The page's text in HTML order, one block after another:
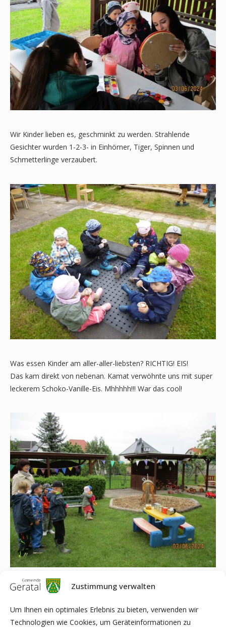
Zustimmung verwalten
Um Ihnen ein optimales Erlebnis zu bieten, verwenden wir
Technologien wie Cookies, um Geräteinformationen zu
Wir Kinder lieben es, geschminkt zu werden. Strahlende
Gesichter wurden 1-2-3- in Einhörner, Tiger, Spinnen und
Schmetterlinge verzaubert.
Was essen Kinder am aller-aller-liebsten? RICHTIG! EIS!
Das kam direkt von nebenan. Kamat verwöhnte uns mit super
leckerem Schoko-Vanille-Eis. Mhhhhh!!! War das cool!
Unsere Treffsicherheit konnten wir beim Büchsenzielwurf mit
Was schön ist, vergeht wie im Flug; so ist das nun mal – es